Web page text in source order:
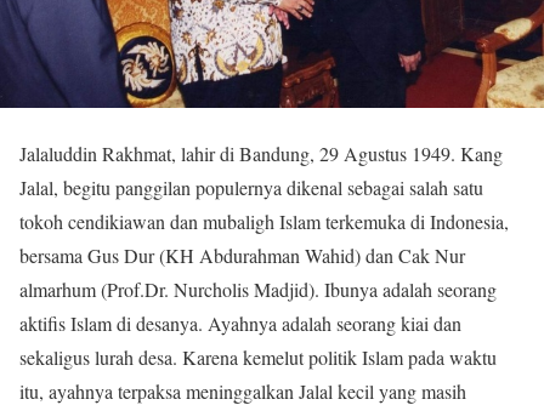
Jalaluddin Rakhmat, lahir di Bandung, 29 Agustus 1949. Kang Jalal, begitu panggilan populernya dikenal sebagai salah satu tokoh cendikiawan dan mubaligh Islam terkemuka di Indonesia, bersama Gus Dur (KH Abdurahman Wahid) dan Cak Nur almarhum (Prof.Dr. Nurcholis Madjid). Ibunya adalah seorang aktifis Islam di desanya. Ayahnya adalah seorang kiai dan sekaligus lurah desa. Karena kemelut politik Islam pada waktu itu, ayahnya terpaksa meninggalkan Jalal kecil yang masih berusia dua tahun. Ia berpisah dengan ayahnya puluhan tahun sehingga ia hampir tidak mempunyai ikatan emosional dengannya. Menurut teori ateisme, mestinya Jalal menjadi ateis ; tetapi ibunya mengirimkan Jalal ke Madrasah sore hari, membimbingnya membaca kitab kuning malam hari, setelah mengantarkannya ke sekolah dasar pagi hari. Jalal mendapatkan pendidikan agama hanya sampai akhir sekolah dasar. Dalam suatu wawancara, ia menuturkan: “Saya dilahirkan dalam keluarga Nahdiyyin (orang-orang NU). Kakek saya punya pesantren di puncak bukit Cicalengka. Ayah saya pernah ikut serta dalam perjuangan gerakan keagamaan untuk menegakkan syariat Islam. Begitu bersemangatnya, beliau sampai meninggalkan saya pada waktu kecil untuk bergabung bersama para pecinta syariat. Saya lalu berangkat ke kota Bandung untuk belajar di SMP.” Karena merasa rendah diri Jalal menghabiskan masa remajanya di perpustakaan negeri, peningggalan Belanda. Ia tenggelam dalam buku-buku filsafat, yang memaksanya belajar bahasa Belanda. Di situ ia berkenalan dengan para filosof, dan terutama sekali sangat terpengaruh oleh Spinoza dan Nietzsche. Ayahnya juga meninggalkan lemari buku yang dipenuhi oleh kitab-kitab berbahasa Arab. Dari buku-buku (kitab) peninggalan ayahnya itu, ia bertemu dengan Ihya Ulum al-Din-nya al Ghazali. Ia begitu terguncang karenanya sehingga seperti (dan mungkin memang) gila. Ia meninggalkan SMA-nya dan berkelana menjelajah ke beberapa pesantren di Jawa Barat. Pada masa SMA itu pula ia bergabung dengan kelompok Persatuan Islam (Persis) dan aktif masuk dalam kelompok diskusi yang menyebut dirinya Rijalul Ghad atau pemimpin masa depan. Ini pun tidak berlangsung lama. Ia kembali ke SMA-nya. Karena keinginannya untuk mandiri, ia mencari perguruan tinggi yang sekaligus memberikan kesempatan bekerja kepadanya. Ia masuk kuliah Fakultas Publisistik, sekarang Fakultas Ilmu Komunikasi, Unpad Bandung. Pada saat yang sama, ia memasuki pendidikan guru SLP Jurusan Bahasa Inggris. Ia terpaksa meninggalkan kuliahnya, ketika ia menikah dengan santrinya di masjid, Euis Kartini. Setelah berjuang menegakkan keluarganya, ia kembali lagi ke almamaternya. “Saat yang sama, saya juga bergabung dengan Muhammadiyah, dan dididik di Darul Arqam Muhammadiyah dan pusat pengkaderan Muhammadiyah. Dari latar belakang itu saya sempat kembali ke kampung untuk memberantas bidáh, khurafat dan takhayul. Tapi yang saya berantas adalah perbedaan fiqih antara Muhammadiyah dan fiqih NU orang kampung saya. Misi hidup saya waktu itu saya rumuskan singkat: menegakkan misi Muhammadiyah dengan memuhammadiyahkan orang lain. Saya membuang beduk dari mesjid di kampung saya, karena itu dianggap bidáh. Tapi apa yang kemudian terjadi? Saya bertengkar dengan Uwa’ (Paman) saya yang membina pesantren dan dengan penduduk kampung. Sebab ketika semua orang berdiri untuk untuk shalat qabliyah Jumát, saya duduk secara demonstratif. Saya hampir-hampir dipukuli karena membawa fiqih yang baru itu.’’ Dalam posisinya sebagai dosen, ia memperoleh beasiswa Fulbright dan masuk Iowa State University. Ia mengambil kuliah Komunikasi dan Psikologi. Tetapi ia lebih banyak memperoleh pengetahuan dari perpustakaan universitasnya. Berkat kecerdasannya Ia lulus dengan predikat magna cum laude. Karena memperoleh 4.0 grade point average , ia terpilih menjadi anggota Phi Kappa Phi dan Sigma Delta Chi. Pada tahun 1981, ia kembali ke Indonesia dan menulis buku Psikologi Komunikasi. Ia merancang kurikulum di fakultasnya, memberikan kuliah dalam berbagai disiplin, termasuk Sistem Politik Indonesia. Kuliah-kuliahnya terkenal menarik perhatian para mahasiswa yang diajarnya. Ia pun aktif membina para mahasiswa di berbagai kampus di Bandung. Ia juga memberikan kuliah Etika dan Agama Islam di ITB dan IAIN Bandung, serta mencoba menggabungkan sains dan agama. Kegiatan ekstrakurikulernya dihabiskan dalam berdakwah dan berkhidmat kepada kaum mustadháfin. Ia membina jamaah di masjid-masjid dan tempat-tempat kumuh gelandangan. Ia terkenal sangat vokal mengkritik kezaliman, baik yang dilakukan oleh elit politik maupun elit agama. Akibatnya ia sering harus berurusan dengan aparat militer, dan akhirnya dipecat sebagai pegawai negeri. Ia meninggalkan kampusnya dan melanjutkan pengembaraan intelektualnya ke kota Qum, Iran, untuk belajar Irfan dan filsafat Islam dari para Mullah tradisional, lalu ke Australia untuk mengambil studi tentang perubahan politik dan hubungan internasional dari para akademisi moderen di ANU. Dari ANU inilah ia meraih gelar Doktornya. Sekarang, lénfant terrible ini kembali lagi ke kampusnya, Fakultas ilmu Komunikasi, Unpad. Ia juga mengajar di beberapa perguruan tinggi lainnya dalam Ilmu Komunikasi, Filsafat Ilmu, Metode Penelitian, dan lain-lain. Secara khusus ia pun membina kuliah Mysticism (Irfan/Tasawuf) di Islamic College for Advanced Studies (ICAS) – Paramadina University, yang ia dirikan bersama almarhum Prof.Dr. Nurcholis Madjid, Dr. Haidar Bagir, dan Dr. Muwahidi sejak tahun 2002. Di tengah kesibukannya mengajar dan berdakwah di berbagai kota di Indonesia, ia tetap menjalankan tugas sebagai Kepala SMU Plus Muthahhari Bandung, sekolah yang yang didirikannya 1 Juli 1992 dan kini menjadi sekolah model (Depdiknas) untuk pembinaan akhlak. Beliau juga mendirikan Sekolah Cerdas Muthahhari (SCM, untuk level sekolah dasar) pada tanggal 11 Februari 2007 dan SMP Bahtera pada tanggal 12 Februari 2010 di Bandung yang “melengkapi” jenjang sekolah SMU yang sudah didirikan sebelumnya. Sebagai ilmuwan ia menjadi anggota berbagai organisasi professional, nasional dan internasional, serta aktif sebagai nara sumber dalam berbagai seminar dan konferensi. Sebagai mubaligh, ia sibuk mengisi berbagai pengajian. Jamaah yang bergabung dengannya menyebut diri mereka sebagai “laron-laron kecil… menuju misykat pelita cahaya ilahi”. Misykat juga menjadi pusat kajian tasawuf dan sekaligus nama jamaáhnya. Sebagai aktifis, ia membidani dan menjadi Ketua Dewan Syura Ikatan Jamaah Ahlul Bait Indonesia (IJABI) sejak awal lahirnya tanggal 1 Juli 2000, yang kini sudah mempunyai hampir 100 Pengurus Daerah (tingkat kota) di seluruh Indonesia dengan jumlah anggota sekitar 2,5 juta orang. Ia juga menjadi pendiri Islamic Cultural Center (ICC) Jakarta bersama Dr. Haidar Bagir dan Umar Shahab, MA. Keaktifannya sebagai intelektual mengantarkannya untuk menghasilkan puluhan buku dalam berbagai disiplin keilmuan dan tema. Lebih dari 45 buku sudah dia tulis dan diterbitkan oleh beberapa penerbit terkemuka. Kini ia mencoba mengembangkan jangkauan pencerahan pemikiran umat dan dakwahnya melalui dunia cyber. Pernah memiliki website The Jalal Center for the Enlightenment (www.jalal-center.com) yang menjadi rumah maya bersama dan kampus virtual yang mudah dijangkau dari berbagai penjuru dunia (dihentikan tahun 2010 karena masalah teknis). Juga pernah menyebarkan pesan-pesan dakwahnya yang bergaung melalui layanan SMS yang menyajikan ayat Qurán, hadits dan hikmah lainnya, melalui REG JALAL (kirim ke 9388) (berhenti setelah layanan sms premium bermasalah di Indonesia tahun 2011). Hasil keuntungan dari layanan dakwah SMS ini didedikasikannya untuk membiayai kegiatan dakwah dan pendidikan yang dikelola para ustadz, madrasah dan pesantren di berbagai peloksok Nusantara, yang dibinanya. Dan saat ini, ceramah-ceramah rutin beliau di mesjid al-Munawwarah setiap hari Ahad, bisa didengarkan langsung di website www.almunawwarah.com. Selain aktif sebagai dosen di berbagai perguruan tinggi, Kang Jalal aktif berdakwah dan berkhidmat kepada kaum mustadháfin. Ia membina jamaah di masjid-masjid dan di tempat-tempat kumuh dan gelandangan. Menyempurnakan perhatiannya di bidang pendidikan, pada tahun 1997, ia mendirikan sekolah gratis SMP Muthahhari dan As-Sajjadiyyah di Cicalengka Bandung yang dikhususkan bagi siswa dari keluarga yang kurang mampu. “Obsesi saya yang lain, melihat SMP Muthahhari berdiri di seluruh pelosok tanah air sehingga anak-anak miskin tidak terputus aksesnya dari pendidikan. Mereka tidak bayar apapun, namun semua fasilitas disediakan dan mutu pendidikan yang diperolehnya tetap bermutu,” ujarnya. Sebagai kepala keluarga, ia sangat bahagia karena dikaruniai lima orang anak dan empat orang cucu. Sebagai hamba Allah, ia masih juga merasa belum sanggup mengsyukuri anugrah-Nya. Dari pengalaman hidup masa remajanya ketika mengalami pubertas beragama, Kang Jalal akhirnya menemukan bahwa fiqih hanyalah pendapat para ulama dengan merujuk pada sumber yang sama, yaitu Al-Qurán dan Sunnah. “Artinya kalau orang menentang al-Quran dan Sunnah, jelas ia kafir. Tapi kalau hanya menentang pendapat orang tentang Al-Qurán dan Sunnah, kita tidak boleh menyebutnya kafir. Itu hanya perbedaan tafsiran saja,” jelasnya. “Karena itulah kemudian saya berfikir bahwa sebenarnya ada hal yang mungkin mempersatukan kita semua, yaitu akhlak. Dalam bidang akhlak, semua orang bisa bersetuju, apapun mazhabnya. Lalu saya punya pendirian: kalau berhadapan dengan perbedaan pada level fiqih saya akan dahulukan akhlak,” tambahnya. Beberapa waktu yang lalu, ia –bersama sejumlah tokoh populer, antara lain KH Abdurahman Wahid (ketika masih hidup), Prof.Dr. Quraisy Shihab, hingga Dawam Raharjo – memperoleh atribut sesat lewat sebuah buku berjudul Aliran-aliran Sesat. ‘’Saya anggap saja numpang beken. Karena ngak cuma saya yang dicap sesat, tapi juga Gus Dur dan dan Ustadz Quraisy Shihab,’’ kelakarnya. Cap sesat acap dilekatkan padanya mungkin karena karena kedekatannya dengan komunitas agama lain. Ia tidak saja begitu toleran ke